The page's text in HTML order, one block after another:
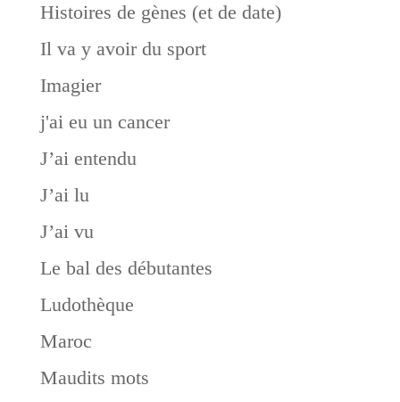
Histoires de gènes (et de date)
Il va y avoir du sport
Imagier
j'ai eu un cancer
J’ai entendu
J’ai lu
J’ai vu
Le bal des débutantes
Ludothèque
Maroc
Maudits mots